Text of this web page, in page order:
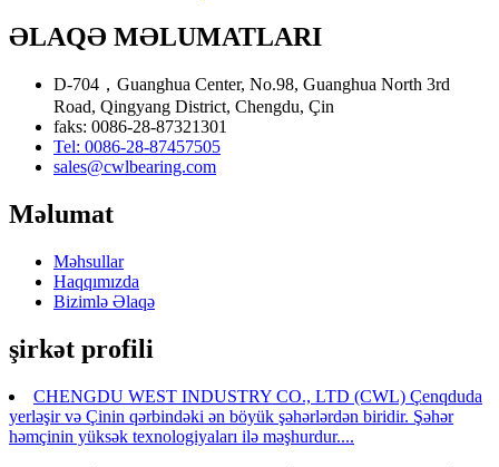
ƏLAQƏ MƏLUMATLARI
D-704，Guanghua Center, No.98, Guanghua North 3rd
Road, Qingyang District, Chengdu, Çin
faks: 0086-28-87321301
Tel: 0086-28-87457505
sales@cwlbearing.com
Məlumat
Məhsullar
Haqqımızda
Bizimlə Əlaqə
şirkət profili
CHENGDU WEST INDUSTRY CO., LTD (CWL) Çenqduda
yerləşir və Çinin qərbindəki ən böyük şəhərlərdən biridir. Şəhər
həmçinin yüksək texnologiyaları ilə məşhurdur....